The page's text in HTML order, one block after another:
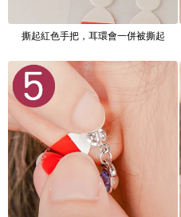
撕起紅色手把，耳環會一併被撕起